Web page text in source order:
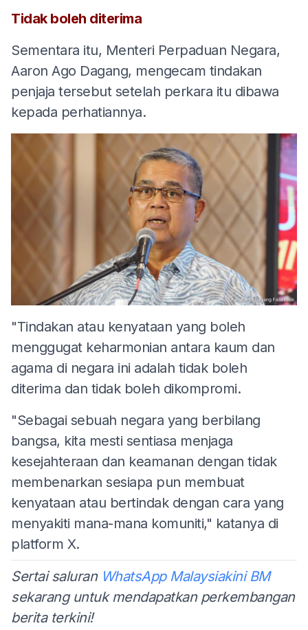
Tidak boleh diterima
Sementara itu, Menteri Perpaduan Negara,
Aaron Ago Dagang, mengecam tindakan
penjaja tersebut setelah perkara itu dibawa
kepada perhatiannya.
"Tindakan atau kenyataan yang boleh
menggugat keharmonian antara kaum dan
agama di negara ini adalah tidak boleh
diterima dan tidak boleh dikompromi.
"Sebagai sebuah negara yang berbilang
bangsa, kita mesti sentiasa menjaga
kesejahteraan dan keamanan dengan tidak
membenarkan sesiapa pun membuat
kenyataan atau bertindak dengan cara yang
menyakiti mana-mana komuniti," katanya di
platform X.
Sertai saluran WhatsApp Malaysiakini BM
sekarang untuk mendapatkan perkembangan
berita terkini!